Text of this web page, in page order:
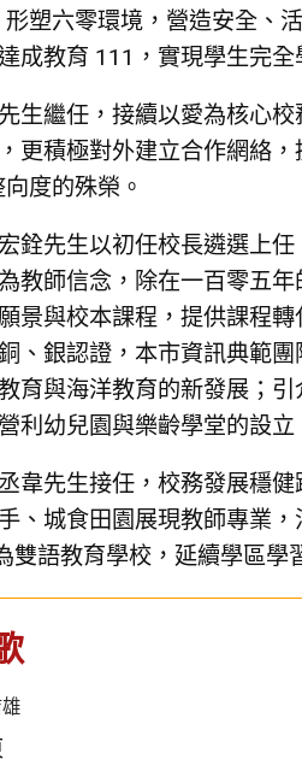
塑六零環境，營造安全、
成教育 111，實現學生完全
生繼任，接續以愛為核心
更積極對外建立合作網絡
度的殊榮。
銓先生以初任校長遴選上
教師信念，除在一百零五
景與校本課程，提供課程
、銀認證，本市資訊典範
育與海洋教育的新發展；
利幼兒園與樂齡學堂的設
韋先生接任，校務發展穩
、城食田園展現教師專業
雙語教育學校，延續學區學